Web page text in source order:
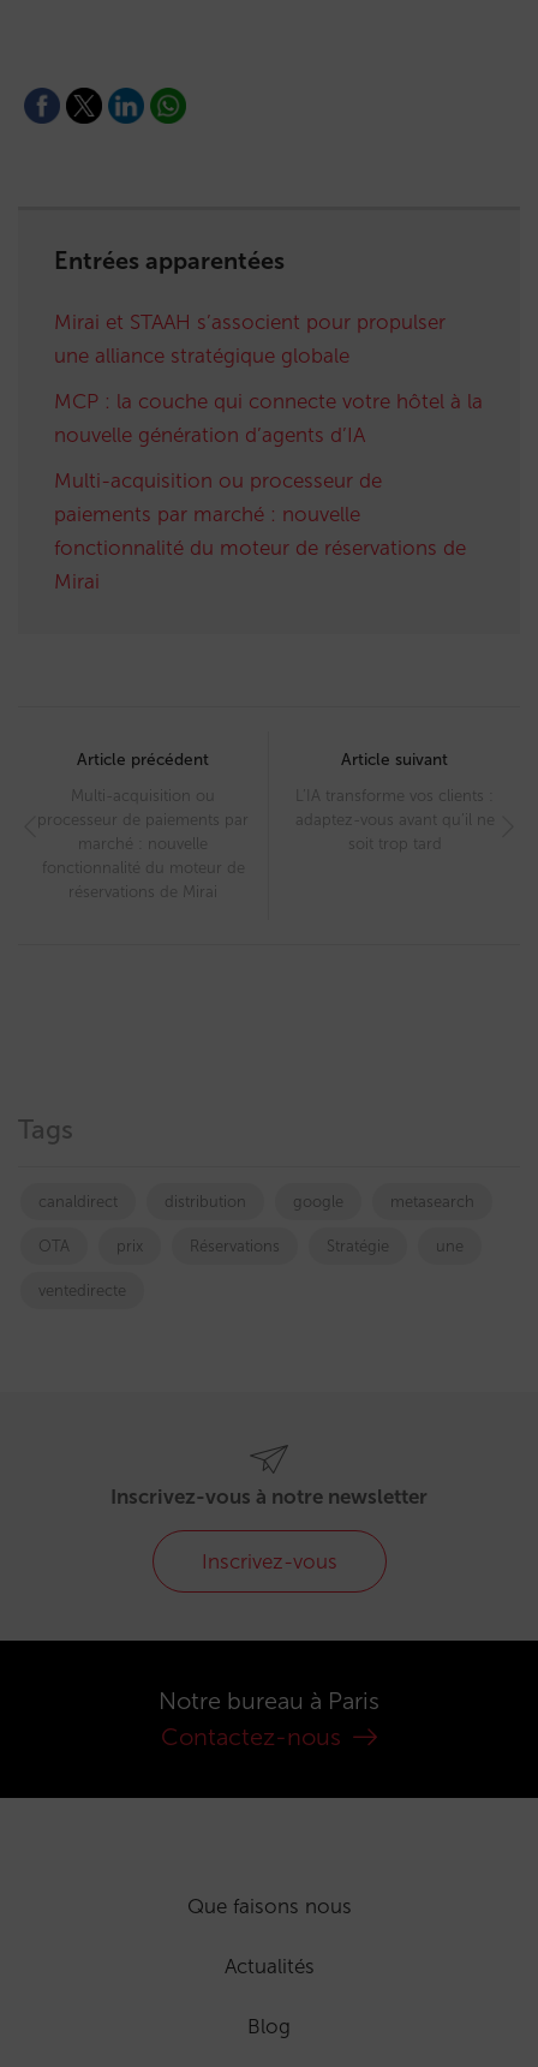
Entrées apparentées
Mirai et STAAH s’associent pour propulser
une alliance stratégique globale
MCP : la couche qui connecte votre hôtel à la
nouvelle génération d’agents d’IA
Multi-acquisition ou processeur de
paiements par marché : nouvelle
fonctionnalité du moteur de réservations de
Mirai
navigation
Article précédent
Multi-acquisition ou
processeur de paiements par
marché : nouvelle
fonctionnalité du moteur de
réservations de Mirai
Article suivant
L’IA transforme vos clients :
adaptez-vous avant qu’il ne
soit trop tard
Tags
canaldirect distribution google metasearch
OTA prix Réservations Stratégie une
ventedirecte
Inscrivez-vous à notre newsletter
Inscrivez-vous
Notre bureau à Paris
Contactez-nous
Que faisons nous
Actualités
Blog